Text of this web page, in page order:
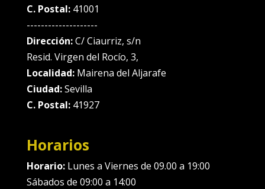
C. Postal:41001
--------------------
Dirección:C/ Ciaurriz, s/n
Resid. Virgen del Rocío, 3,
Localidad:Mairena del Aljarafe
Ciudad:Sevilla
C. Postal:41927
Horarios
Horario:Lunes a Viernes de 09.00 a 19:00
Sábados de 09:00 a 14:00